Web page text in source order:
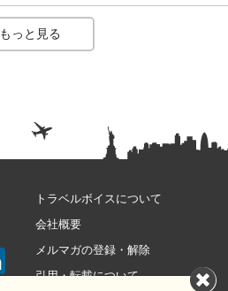
もっと見る
トラベルボイスについて
会社概要
メルマガの登録・解除
引用・転載について